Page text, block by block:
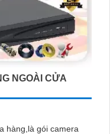
NGOÀI CỬA
hàng,là gói camera